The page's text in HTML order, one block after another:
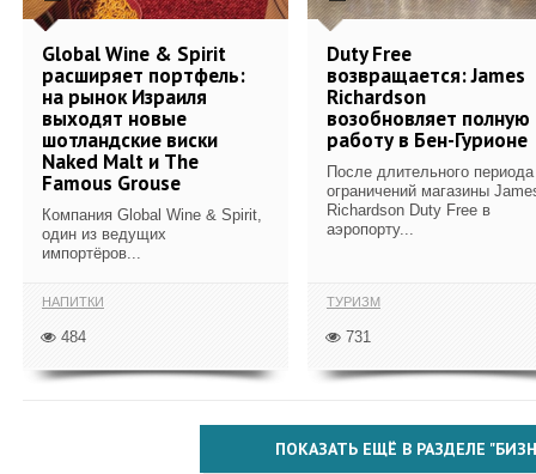
Global Wine & Spirit
расширяет портфель:
на рынок Израиля
выходят новые
шотландские виски
Naked Malt и The
Famous Grouse
Компания Global Wine & Spirit,
один из ведущих
импортёров...
НАПИТКИ
484
Duty Free
возвращается: James
Richardson
возобновляет полную
работу в Бен-Гурионе
После длительного периода
ограничений магазины
Richardson Duty Free в
аэропорту...
ТУРИЗМ
731
ПОКАЗАТЬ ЕЩЁ В РАЗДЕЛЕ